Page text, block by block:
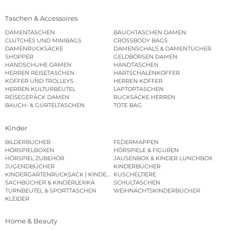
Taschen & Accessoires
DAMENTASCHEN
BAUCHTASCHEN DAMEN
CLUTCHES UND MINIBAGS
CROSSBODY BAGS
DAMENRUCKSÄCKE
DAMENSCHALS & DAMENTÜCHER
SHOPPER
GELDBÖRSEN DAMEN
HANDSCHUHE DAMEN
HANDTASCHEN
HERREN REISETASCHEN
HARTSCHALENKOFFER
KOFFER UND TROLLEYS
HERREN KOFFER
HERREN KULTURBEUTEL
LAPTOPTASCHEN
REISEGEPÄCK DAMEN
RUCKSÄCKE HERREN
BAUCH- & GÜRTELTASCHEN
TOTE BAG
Kinder
BILDERBÜCHER
FEDERMAPPEN
HÖRSPIELBOXEN
HÖRSPIELE & FIGUREN
HÖRSPIEL ZUBEHÖR
JAUSENBOX & KINDER LUNCHBOX
JUGENDBÜCHER
KINDERBÜCHER
KINDERGARTENRUCKSACK | KINDERGARTENBEUTEL
KUSCHELTIERE
SACHBÜCHER & KINDERLEXIKA
SCHULTASCHEN
TURNBEUTEL & SPORTTASCHEN
WEIHNACHTSKINDERBÜCHER
KLEIDER
Home & Beauty